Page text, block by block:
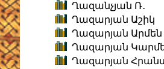
Ղազանչյան Ռ․
Ղազարյան Աշիկ
Ղազարյան Արմեն
Ղազարյան
Ղազարյան